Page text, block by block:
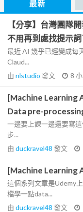
最新
【分享】台灣團隊
不用再到處找提示詞
最近 AI 幾乎已經變成每
Claud...
由 nlstudio 發文 8
[Machine Learning
Data pre-
一邊要上課一邊還要寫
步...
由 duckravel48 發文
[Machine Learning
這個系列文章是Udemy
檔學一點data...
由 duckravel48 發文